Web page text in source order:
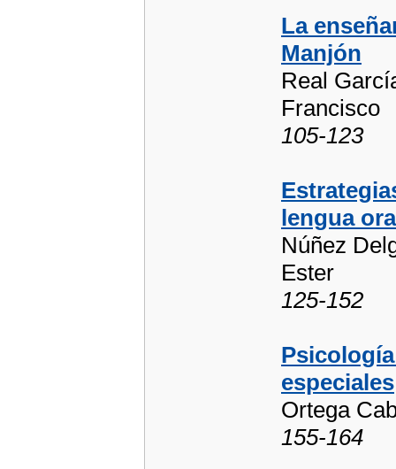
La
Manjón
Real
Francisco
105-123
lengua
Núñez
Ester
125-152
especiales
Ortega
155-164